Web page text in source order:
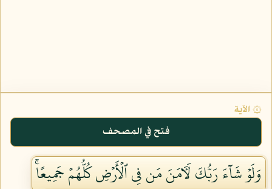
۞ الآية
فتح في المصحف
وَلَوۡ شَآءَ رَبُّكَ لَأٓمَنَ مَن فِي ٱلۡأَرۡضِ كُلُّهُمۡ جَمِيعًاۚ